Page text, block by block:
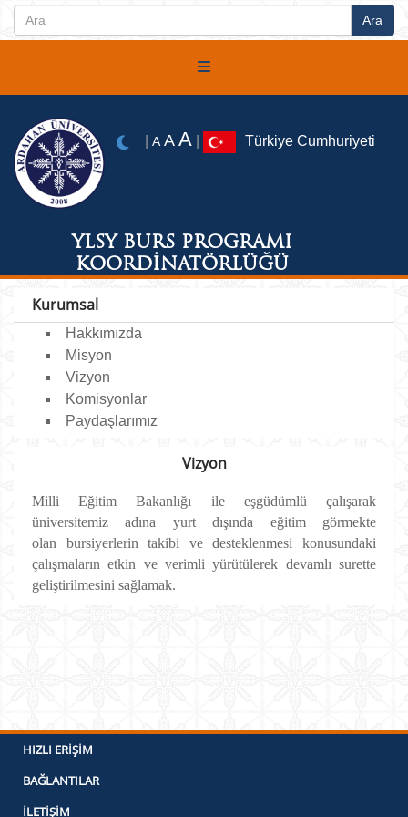
YLSY BURS PROGRAMI
KOORDİNATÖRLÜĞÜ
A A A Türkiye Cumhuriyeti
Kurumsal
Hakkımızda
Misyon
Vizyon
Komisyonlar
Paydaşlarımız
Vizyon
Milli Eğitim Bakanlığı ile eşgüdümlü çalışarak
üniversitemiz adına yurt dışında eğitim görmekte
olan bursiyerlerin takibi ve desteklenmesi konusundaki
çalışmaların etkin ve verimli yürütülerek devamlı surette
geliştirilmesini sağlamak.
HIZLI ERIŞIM
BAĞLANTILAR
İLETIŞIM